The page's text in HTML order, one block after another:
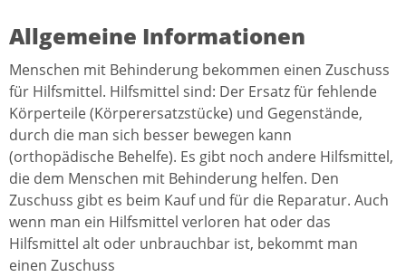
Allgemeine Informationen
Menschen mit Behinderung bekommen einen Zuschuss
für Hilfsmittel. Hilfsmittel sind: Der Ersatz für fehlende
Körperteile (Körperersatzstücke) und Gegenstände,
durch die man sich besser bewegen kann
(orthopädische Behelfe). Es gibt noch andere Hilfsmittel,
die dem Menschen mit Behinderung helfen. Den
Zuschuss gibt es beim Kauf und für die Reparatur. Auch
wenn man ein Hilfsmittel verloren hat oder das
Hilfsmittel alt oder unbrauchbar ist, bekommt man
einen Zuschuss